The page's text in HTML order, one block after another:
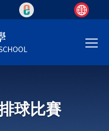
球比賽